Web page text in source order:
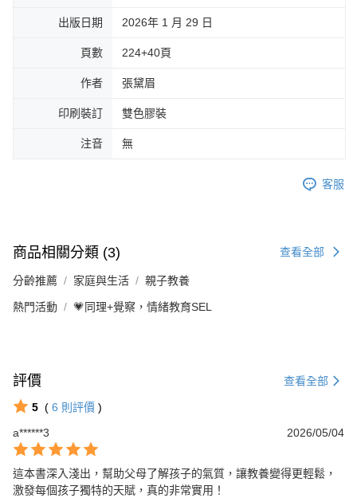
出版日期 2026年 1 月 29 日
頁數 224+40頁
作者 張黛眉
印刷裝訂 雙色膠裝
注音 無
客服
商品相關分類 (3) 查看全部
分齡推薦 家庭與生活 親子教養
熱門活動 💗同理+覺察，情緒教育SEL
評價 查看全部
5 ( 6 則評價 )
a******3
2026/05/04
這本書深入淺出，幫助父母了解孩子的氣質，讓教養變得更輕鬆，
激發每個孩子獨特的天賦，真的非常實用！